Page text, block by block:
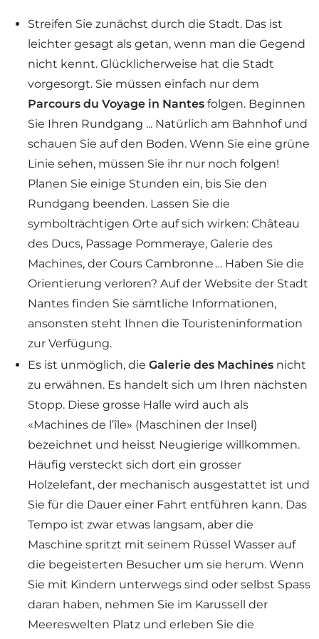
Streifen Sie zunächst durch die Stadt. Das ist
leichter gesagt als getan, wenn man die Gegend
nicht kennt. Glücklicherweise hat die Stadt
vorgesorgt. Sie müssen einfach nur dem
Parcours du Voyage in Nantes folgen. Beginnen
Sie Ihren Rundgang ... Natürlich am Bahnhof und
schauen Sie auf den Boden. Wenn Sie eine grüne
Linie sehen, müssen Sie ihr nur noch folgen!
Planen Sie einige Stunden ein, bis Sie den
Rundgang beenden. Lassen Sie die
symbolträchtigen Orte auf sich wirken: Château
des Ducs, Passage Pommeraye, Galerie des
Machines, der Cours Cambronne … Haben Sie die
Orientierung verloren? Auf der Website der Stadt
Nantes finden Sie sämtliche Informationen,
ansonsten steht Ihnen die Touristeninformation
zur Verfügung.
Es ist unmöglich, die Galerie des Machines nicht
zu erwähnen. Es handelt sich um Ihren nächsten
Stopp. Diese grosse Halle wird auch als
«Machines de l’île» (Maschinen der Insel)
bezeichnet und heisst Neugierige willkommen.
Häufig versteckt sich dort ein grosser
Holzelefant, der mechanisch ausgestattet ist und
Sie für die Dauer einer Fahrt entführen kann. Das
Tempo ist zwar etwas langsam, aber die
Maschine spritzt mit seinem Rüssel Wasser auf
die begeisterten Besucher um sie herum. Wenn
Sie mit Kindern unterwegs sind oder selbst Spass
daran haben, nehmen Sie im Karussell der
Meereswelten Platz und erleben Sie die